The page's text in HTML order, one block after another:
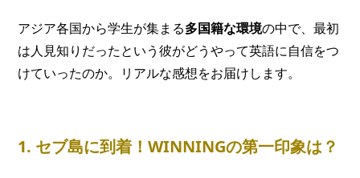
アジア各国から学生が集まる多国籍な環境の中で、最初
は人見知りだったという彼がどうやって英語に自信をつ
けていったのか。リアルな感想をお届けします。
1. セブ島に到着！WINNINGの第一印象は？